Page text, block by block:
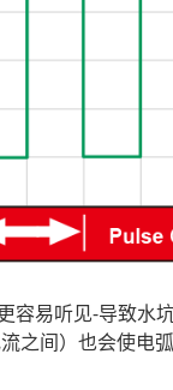
容易听见-导致水
之间）也会使电